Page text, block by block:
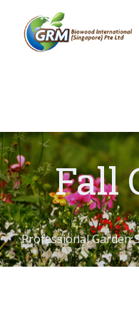
Fall
Professional Garden